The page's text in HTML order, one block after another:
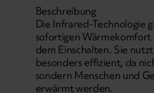
Beschreibung
Die Infrared-Technologie
sofortigen
dem Einschalten. Sie
besonders effizient, da
sondern Menschen und
erwärmt werden.